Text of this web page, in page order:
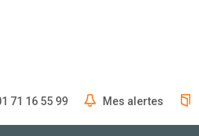
71 16 55 99 Mes alertes